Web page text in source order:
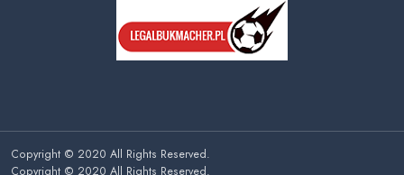
Copyright © 2020 All Rights Reserved.
Copyright © 2020 All Rights Reserved.